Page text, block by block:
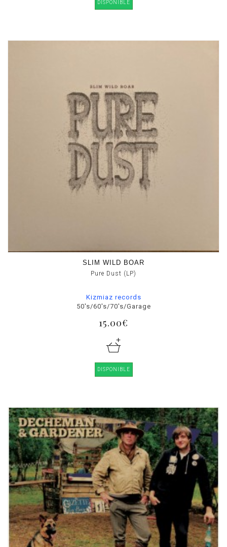
DISPONIBLE
SLIM WILD BOAR
Pure Dust (LP)
Kizmiaz records
50's/60's/70's/Garage
15.00€
DISPONIBLE